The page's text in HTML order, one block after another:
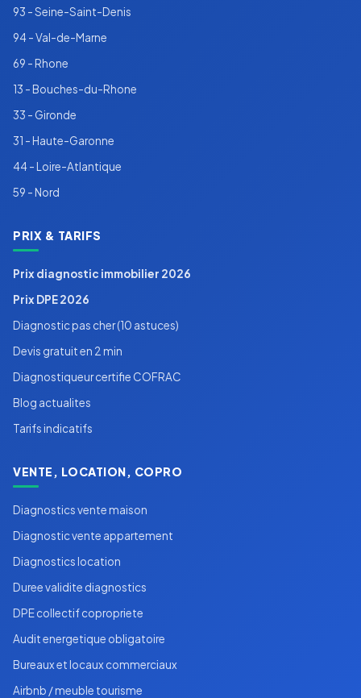
93 - Seine-Saint-Denis
94 - Val-de-Marne
69 - Rhone
13 - Bouches-du-Rhone
33 - Gironde
31 - Haute-Garonne
44 - Loire-Atlantique
59 - Nord
PRIX & TARIFS
Prix diagnostic immobilier 2026
Prix DPE 2026
Diagnostic pas cher (10 astuces)
Devis gratuit en 2 min
Diagnostiqueur certifie COFRAC
Blog actualites
Tarifs indicatifs
VENTE, LOCATION, COPRO
Diagnostics vente maison
Diagnostic vente appartement
Diagnostics location
Duree validite diagnostics
DPE collectif copropriete
Audit energetique obligatoire
Bureaux et locaux commerciaux
Airbnb / meuble tourisme